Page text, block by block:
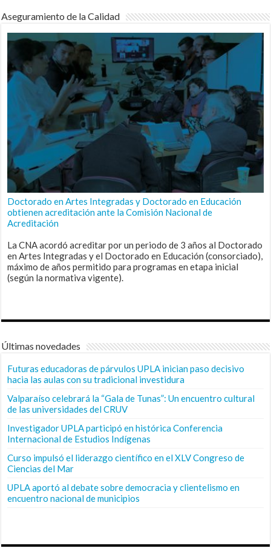
Aseguramiento de la Calidad
Doctorado en Artes Integradas y Doctorado en Educación
obtienen acreditación ante la Comisión Nacional de
Acreditación
La CNA acordó acreditar por un periodo de 3 años al Doctorado
en Artes Integradas y el Doctorado en Educación (consorciado),
máximo de años permitido para programas en etapa inicial
(según la normativa vigente).
Últimas novedades
Futuras educadoras de párvulos UPLA inician paso decisivo
hacia las aulas con su tradicional investidura
Valparaíso celebrará la “Gala de Tunas”: Un encuentro cultural
de las universidades del CRUV
Investigador UPLA participó en histórica Conferencia
Internacional de Estudios Indígenas
Curso impulsó el liderazgo científico en el XLV Congreso de
Ciencias del Mar
UPLA aportó al debate sobre democracia y clientelismo en
encuentro nacional de municipios